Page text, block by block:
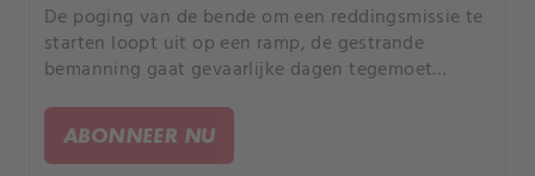
De poging van de bende om een reddingsmissie te
starten loopt uit op een ramp, de gestrande
bemanning gaat gevaarlijke dagen tegemoet
schokkende ontdekking.
ABONNEER NU